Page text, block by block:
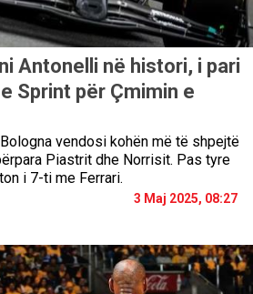
Antonelli në histori, i pari
Sprint për Çmimin e
vendosi kohën më të shpejtë
Piastrit dhe Norrisit. Pas tyre
i 7-ti me Ferrari.
3 Maj 2025, 08:27